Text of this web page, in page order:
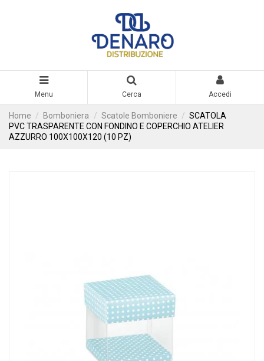
Menu Cerca Accedi
Home Bomboniera Scatole Bomboniere
SCATOLA
PVC TRASPARENTE CON FONDINO E COPERCHIO ATELIER
AZZURRO 100X100X120 (10 PZ)